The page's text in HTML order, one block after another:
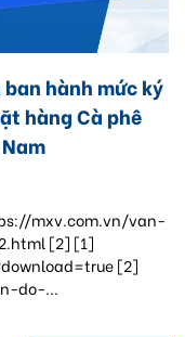
hành mức ký
hàng Cà phê
mxv.com.vn/van-
[2] [1]
[2]
do-...